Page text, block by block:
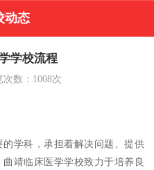
动态
学校流程
数： 1008次
学科，承担着解决问题、提供
靖临床医学学校致力于培养良